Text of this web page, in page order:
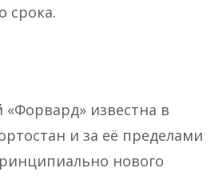
срока.
известна в
и за её пределами
нового